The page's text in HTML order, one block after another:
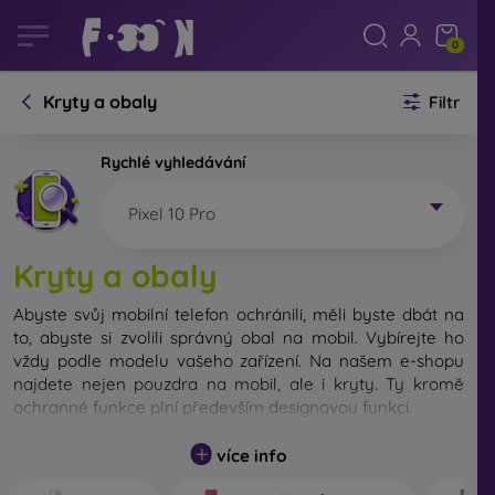
0
Kryty a obaly Filtr
Rychlé vyhledávání
Pixel 10 Pro
Kryty a obaly
Abyste svůj mobilní telefon ochránili, měli byste dbát na
to, abyste si zvolili správný obal na mobil. Vybírejte ho
vždy podle modelu vašeho zařízení. Na našem e-shopu
najdete nejen pouzdra na mobil, ale i kryty. Ty kromě
ochranné funkce plní především designovou funkci.
Kryt na mobil můžeme také nazvat zadní kryt. Je určen
na ochranu zadní části telefonu. Jednotlivé kryty na mobil
více info